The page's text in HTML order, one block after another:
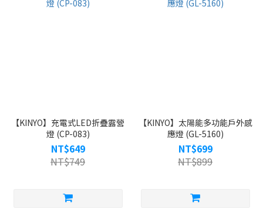
【KINYO】充電式LED折疊露營
燈 (CP-083)
NT$649
NT$749
【KINYO】太陽能多功能戶外感
應燈 (GL-5160)
NT$699
NT$899